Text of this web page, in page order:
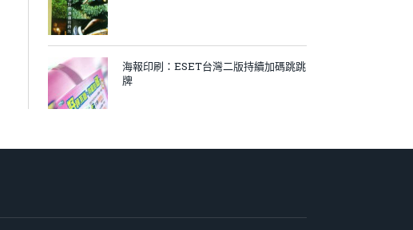
海報印刷：ESET台灣二版持續加碼跳跳
牌